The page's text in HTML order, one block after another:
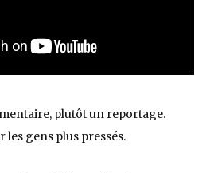
plutôt un reportage.
gens plus pressés.